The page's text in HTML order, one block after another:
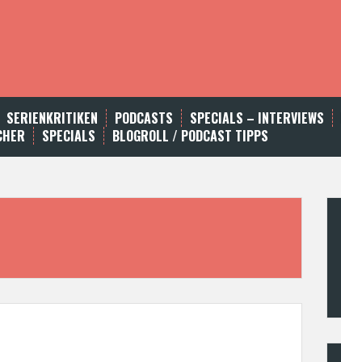
SERIENKRITIKEN PODCASTS SPECIALS – INTERVIEWS
SPECIALS BLOGROLL / PODCAST TIPPS